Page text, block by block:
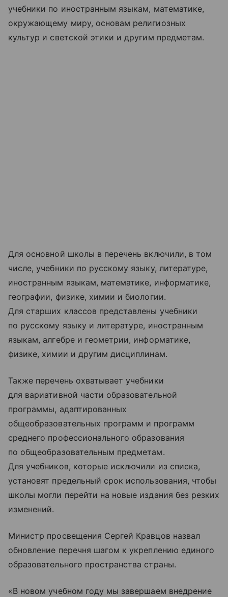
учебники по иностранным языкам, математике,
окружающему миру, основам религиозных
культур и светской этики и другим предметам.
Для основной школы в перечень включили, в том
числе, учебники по русскому языку, литературе,
иностранным языкам, математике, информатике,
географии, физике, химии и биологии.
Для старших классов представлены учебники
по русскому языку и литературе, иностранным
языкам, алгебре и геометрии, информатике,
физике, химии и другим дисциплинам.
Также перечень охватывает учебники
для вариативной части образовательной
программы, адаптированных
общеобразовательных программ и программ
среднего профессионального образования
по общеобразовательным предметам.
Для учебников, которые исключили из списка,
установят предельный срок использования, чтобы
школы могли перейти на новые издания без резких
изменений.
Министр просвещения Сергей Кравцов назвал
обновление перечня шагом к укреплению единого
образовательного пространства страны.
«В новом учебном году мы завершаем внедрение